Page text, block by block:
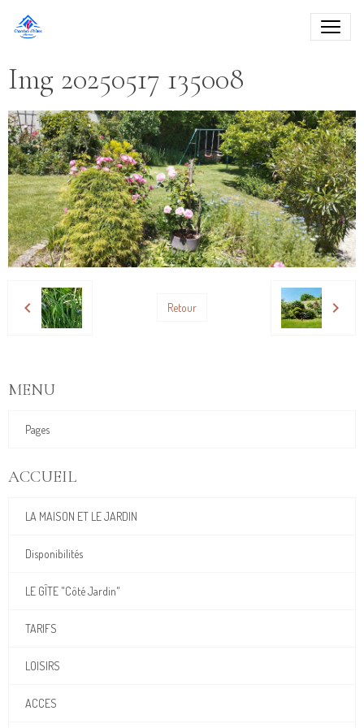
Img 20250517 135008
Retour
MENU
Pages
ACCUEIL
LA MAISON ET LE JARDIN
Disponibilités
LE GÎTE "Côté Jardin"
TARIFS
LOISIRS
ACCES